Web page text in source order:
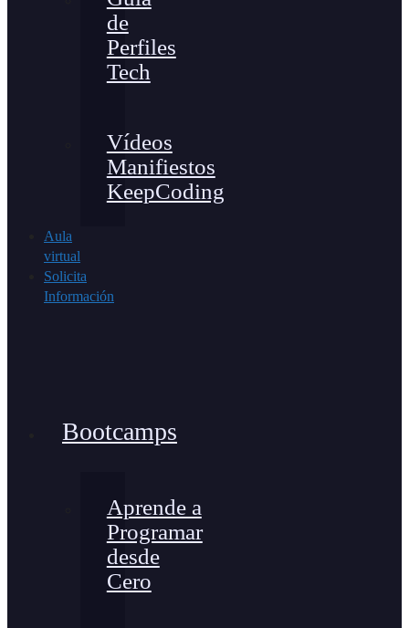
de
Perfiles
Tech
Vídeos
Manifiestos
KeepCoding
Aula
virtual
Solicita
Información
Bootcamps
Aprende a
Programar
desde
Cero